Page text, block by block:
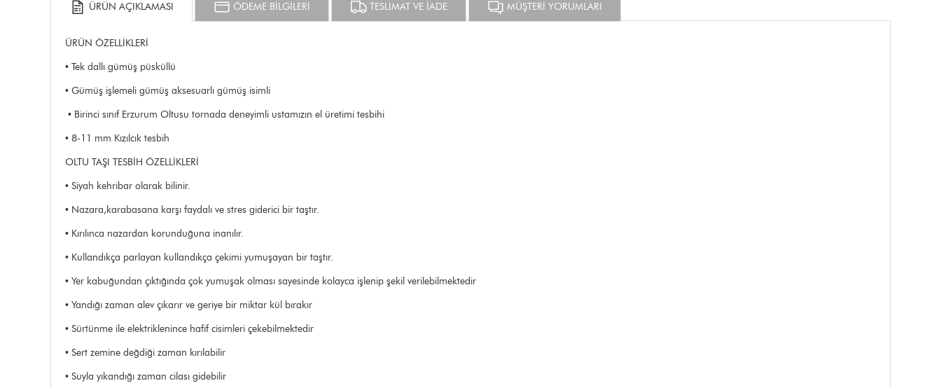
ÜRÜN AÇIKLAMASI ÖDEME BİLGİLERİ TESLİMAT VE İADE MÜŞTERİ YORUMLARI
ÜRÜN ÖZELLİKLERİ
• Tek dallı gümüş püsküllü
• Gümüş işlemeli gümüş aksesuarlı gümüş isimli
• Birinci sınıf Erzurum Oltusu tornada deneyimli ustamızın el üretimi tesbihi
• 8-11 mm Kızılcık tesbih
OLTU TAŞI TESBİH ÖZELLİKLERİ
• Siyah kehribar olarak bilinir.
• Nazara,karabasana karşı faydalı ve stres giderici bir taştır.
• Kırılınca nazardan korunduğuna inanılır.
• Kullandıkça parlayan kullandıkça çekimi yumuşayan bir taştır.
• Yer kabuğundan çıktığında çok yumuşak olması sayesinde kolayca işlenip şekil verilebilmektedir
• Yandığı zaman alev çıkarır ve geriye bir miktar kül bırakır
• Sürtünme ile elektriklenince hafif cisimleri çekebilmektedir
• Sert zemine değdiği zaman kırılabilir
• Suyla yıkandığı zaman cilası gidebilir